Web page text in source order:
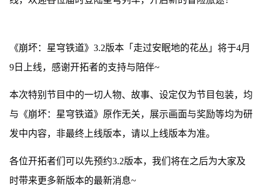
《崩坏：星穹铁道》3.2版本「走过安眠地的花丛」将于4月
9日上线，感谢开拓者的支持与陪伴~
本次特别节目中的一切人物、故事、设定仅为节目包装，均
与《崩坏：星穹铁道》原作无关，展示画面与奖励等均为研
发中内容，非最终上线版本，请以上线版本为准。
各位开拓者们可以先预约3.2版本，我们将在之后为大家及
时带来更多新版本的最新消息~